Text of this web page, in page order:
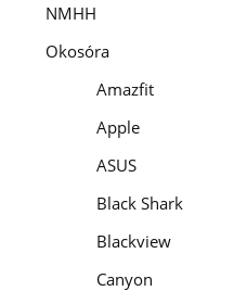
NMHH
Okosóra
Amazfit
Apple
ASUS
Black Shark
Blackview
Canyon